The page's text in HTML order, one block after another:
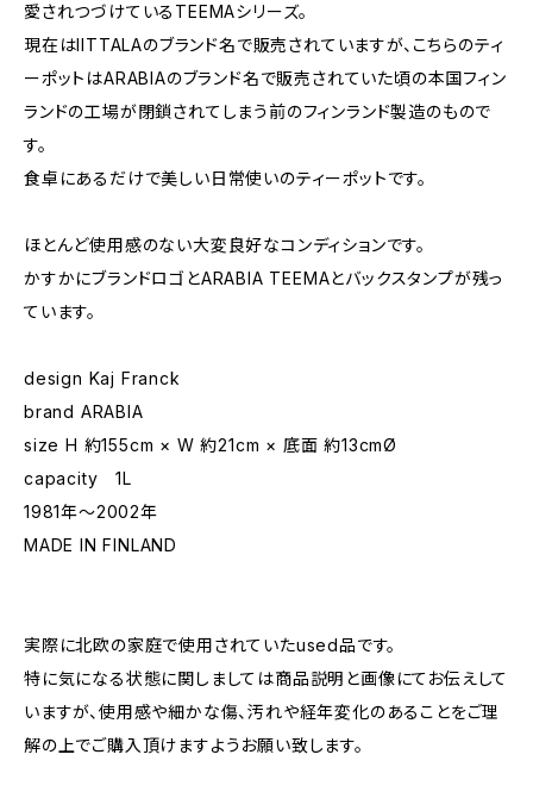
愛されつづけているTEEMAシリーズ。
現在はIITTALAのブランド名で販売されていますが、こちらのティ
ーポットはARABIAのブランド名で販売されていた頃の本国フィン
ランドの工場が閉鎖されてしまう前のフィンランド製造のもので
す。
食卓にあるだけで美しい日常使いのティーポットです。
ほとんど使用感のない大変良好なコンディションです。
かすかにブランドロゴとARABIA TEEMAとバックスタンプが残っ
ています。
design Kaj Franck
brand ARABIA
size H 約155cm × W 約21cm × 底面 約13cmØ
capacity 1L
1981年〜2002年
MADE IN FINLAND
実際に北欧の家庭で使用されていたused品です。
特に気になる状態に関しましては商品説明と画像にてお伝えして
いますが、使用感や細かな傷、汚れや経年変化のあることをご理
解の上でご購入頂けますようお願い致します。